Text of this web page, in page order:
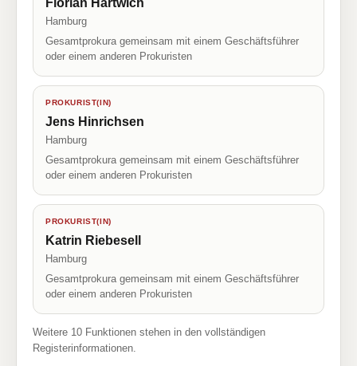
Florian Hartwich
Hamburg
Gesamtprokura gemeinsam mit einem Geschäftsführer
oder einem anderen Prokuristen
PROKURIST(IN)
Jens Hinrichsen
Hamburg
Gesamtprokura gemeinsam mit einem Geschäftsführer
oder einem anderen Prokuristen
PROKURIST(IN)
Katrin Riebesell
Hamburg
Gesamtprokura gemeinsam mit einem Geschäftsführer
oder einem anderen Prokuristen
Weitere 10 Funktionen stehen in den vollständigen
Registerinformationen.